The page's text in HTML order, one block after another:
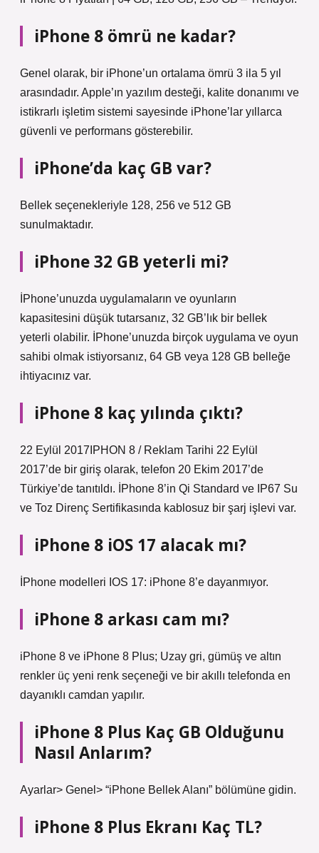
iPhone 8 ömrü ne kadar?
Genel olarak, bir iPhone’un ortalama ömrü 3 ila 5 yıl
arasındadır. Apple’ın yazılım desteği, kalite donanımı ve
istikrarlı işletim sistemi sayesinde iPhone’lar yıllarca
güvenli ve performans gösterebilir.
iPhone’da kaç GB var?
Bellek seçenekleriyle 128, 256 ve 512 GB
sunulmaktadır.
iPhone 32 GB yeterli mi?
İPhone’unuzda uygulamaların ve oyunların
kapasitesini düşük tutarsanız, 32 GB’lık bir bellek
yeterli olabilir. İPhone’unuzda birçok uygulama ve oyun
sahibi olmak istiyorsanız, 64 GB veya 128 GB belleğe
ihtiyacınız var.
iPhone 8 kaç yılında çıktı?
22 Eylül 2017IPHON 8 / Reklam Tarihi 22 Eylül
2017’de bir giriş olarak, telefon 20 Ekim 2017’de
Türkiye’de tanıtıldı. İPhone 8’in Qi Standard ve IP67 Su
ve Toz Direnç Sertifikasında kablosuz bir şarj işlevi var.
iPhone 8 iOS 17 alacak mı?
İPhone modelleri IOS 17: iPhone 8’e dayanmıyor.
iPhone 8 arkası cam mı?
iPhone 8 ve iPhone 8 Plus; Uzay gri, gümüş ve altın
renkler üç yeni renk seçeneği ve bir akıllı telefonda en
dayanıklı camdan yapılır.
iPhone 8 Plus Kaç GB Olduğunu
Nasıl Anlarım?
Ayarlar> Genel> “iPhone Bellek Alanı” bölümüne gidin.
iPhone 8 Plus Ekranı Kaç TL?